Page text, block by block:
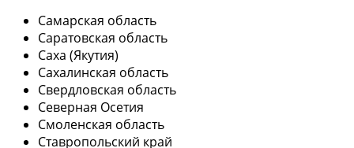
Самарская область
Саратовская область
Саха (Якутия)
Сахалинская область
Свердловская область
Северная Осетия
Смоленская область
Ставропольский край